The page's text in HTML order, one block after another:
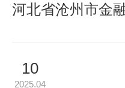
河北省沧州市金融控
10
2025.04